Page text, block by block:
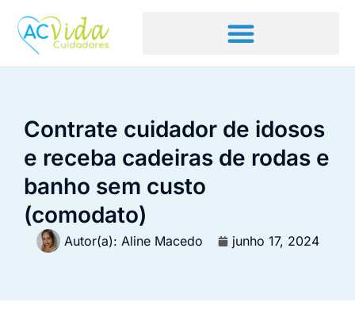
Contrate cuidador de idosos
e receba cadeiras de rodas e
banho sem custo
(comodato)
Autor(a): Aline Macedo junho 17, 2024